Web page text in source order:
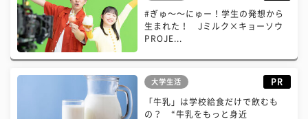
#ぎゅ〜〜にゅー！学生の発想から
生まれた！ Jミルク×キョーソウ
PROJE...
大学生活 PR
「牛乳」は学校給食だけで飲むも
の？ “牛乳をもっと身近